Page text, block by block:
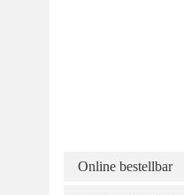
Online bestellbar